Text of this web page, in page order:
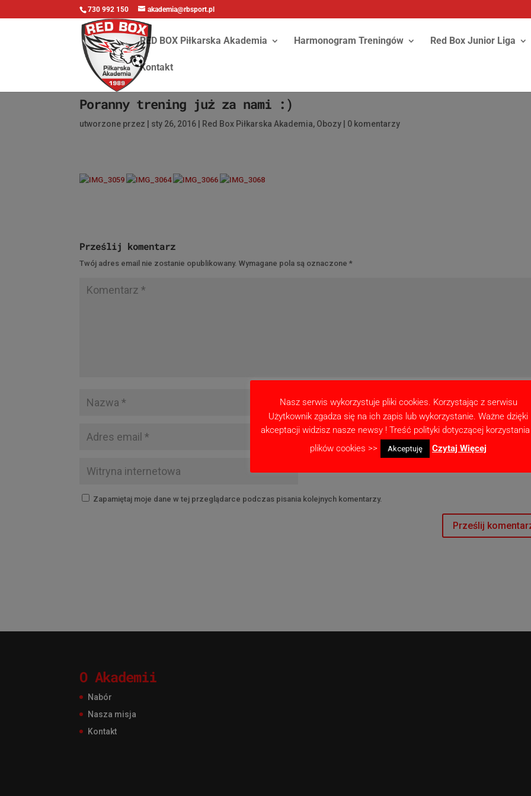
730 992 150 akademia@rbsport.pl
RED BOX Piłkarska Akademia Harmonogram Treningów Red Box Junior Liga
Kontakt
Poranny trening już za nami :)
utworzone przez sty 26, 2016 Red Box Piłkarska Akademia, Obozy 0 komentarzy
Prześlij komentarz
Twój adres email nie zostanie opublikowany. Wymagane pola są oznaczone*
Zapamiętaj moje dane w tej przeglądarce podczas pisania kolejnych komentarzy.
O Akademii
Nabór
Nasza misja
Kontakt
Nasz serwis wykorzystuje pliki cookies. Korzystając z serwisu
Użytkownik zgadza się na ich zapis lub wykorzystanie. Ważne dzięki
akceptacji widzisz nasze newsy ! Treść polityki dotyczącej
plików cookies >>
Akceptuję Czytaj Więcej